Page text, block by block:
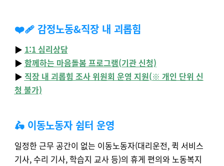
❤️‍🩹 감정노동&직장 내 괴롭힘
▶️ 1:1 심리상담
▶️ 함께하는 마음돌봄 프로그램(기관 신청)
▶️ 직장 내 괴롭힘 조사 위원회 운영 지원(※ 개인 단위 신
청 불가)
🛵 이동노동자 쉼터 운영
일정한 근무 공간이 없는 이동노동자(대리운전, 퀵 서비스
기사, 수리 기사, 학습지 교사 등)의 휴게 편의와 노동복지